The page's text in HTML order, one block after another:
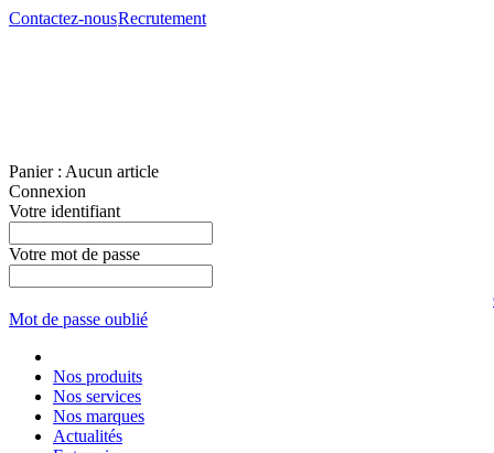
Contactez-nousRecrutement
Panier : Aucun article
Connexion
Votre identifiant
Votre mot de passe
Mot de passe oublié
Nos produits
Nos services
Nos marques
Actualités